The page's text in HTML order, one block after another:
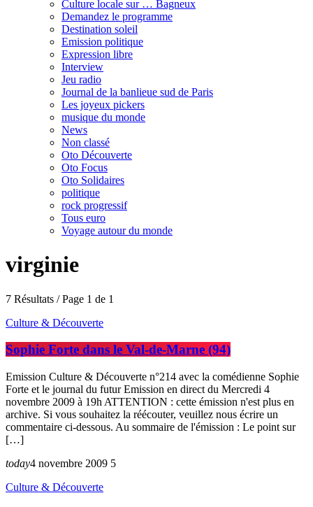
Culture locale sur … Bagneux
Demandez le programme
Destination soleil
Emission politique
Expression libre
Interview
Jeu radio
Journal de la banlieue sud de Paris
Les joyeux pickers
musique du monde
News
Non classé
Oto Découverte
Oto Focus
Oto Solidaires
politique
rock progressif
Tous euro
Voyage autour du monde
virginie
7 Résultats / Page 1 de 1
Culture & Découverte
Sophie Forte dans le Val-de-Marne (94)
Emission Culture & Découverte n°214 avec la comédienne Sophie
Forte et le journal du futur Emission en direct du Mercredi 4
novembre 2009 à 19h ATTENTION : cette émission n'est plus en
archive. Si vous souhaitez la réécouter, veuillez nous écrire un
commentaire ci-dessous. Au sommaire de l'émission : Le point sur
[…]
today4 novembre 2009 5
Culture & Découverte